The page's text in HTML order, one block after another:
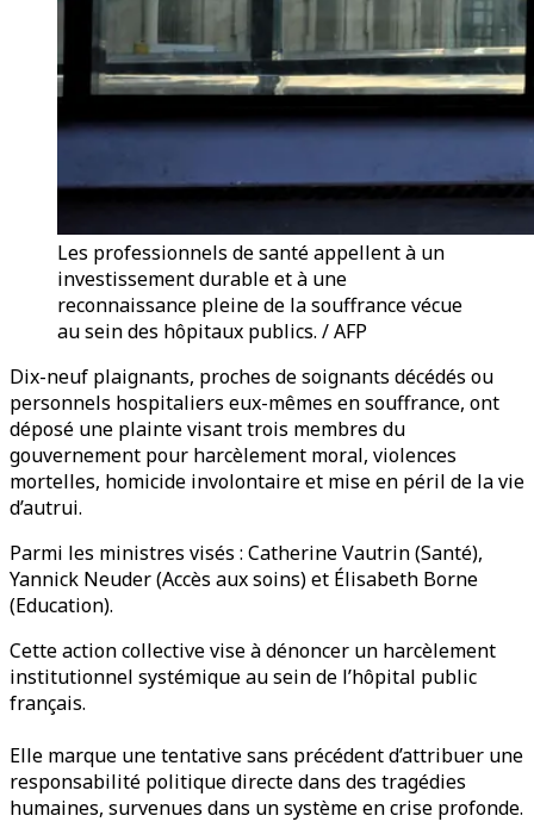
Les professionnels de santé appellent à un
investissement durable et à une
reconnaissance pleine de la souffrance vécue
au sein des hôpitaux publics. / AFP
Dix-neuf plaignants, proches de soignants décédés ou
personnels hospitaliers eux-mêmes en souffrance, ont
déposé une plainte visant trois membres du
gouvernement pour harcèlement moral, violences
mortelles, homicide involontaire et mise en péril de la vie
d’autrui.
Parmi les ministres visés : Catherine Vautrin (Santé),
Yannick Neuder (Accès aux soins) et Élisabeth Borne
(Education).
Cette action collective vise à dénoncer un harcèlement
institutionnel systémique au sein de l’hôpital public
français.
Elle marque une tentative sans précédent d’attribuer une
responsabilité politique directe dans des tragédies
humaines, survenues dans un système en crise profonde.